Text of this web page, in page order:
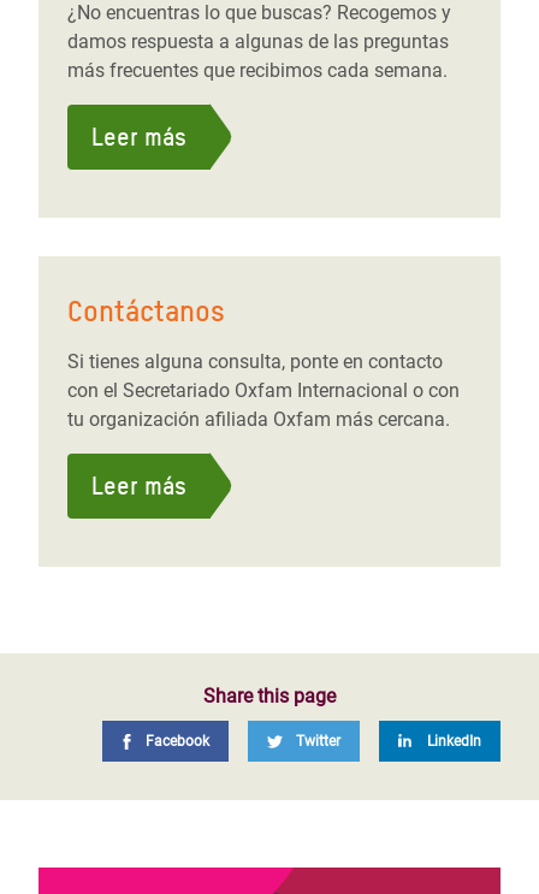
¿No encuentras lo que buscas? Recogemos y
damos respuesta a algunas de las preguntas
más frecuentes que recibimos cada semana.
Leer más
Contáctanos
Si tienes alguna consulta, ponte en contacto
con el Secretariado Oxfam Internacional o con
tu organización afiliada Oxfam más cercana.
Leer más
Share this page
Facebook Twitter LinkedIn